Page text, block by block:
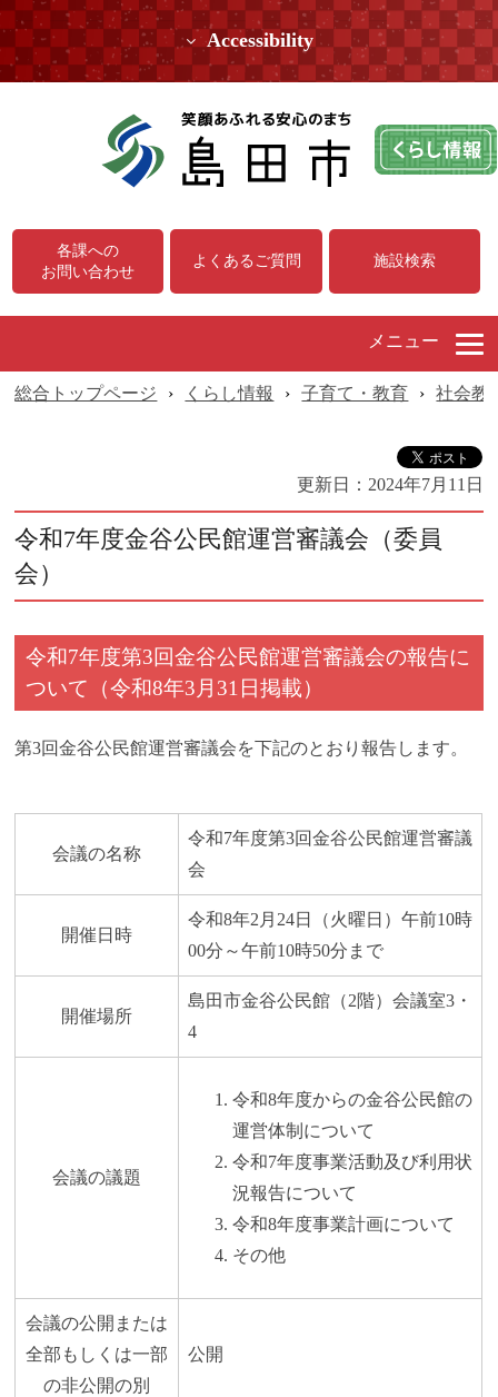
Accessibility
各課への
お問い合わせ
よくあるご質問 施設検索
メニュー
総合トップページ › くらし情報 › 子育て・教育 › 社会教
更新日： 2024年7月11日
令和7年度金谷公民館運営審議会（委員
会）
令和7年度第3回金谷公民館運営審議会の報告に
ついて（令和8年3月31日掲載）
第3回金谷公民館運営審議会を下記のとおり報告します。
会議の名称
令和7年度第3回金谷公民館運営審議
会
開催日時
令和8年2月24日（火曜日）午前10時
00分～午前10時50分まで
開催場所
島田市金谷公民館（2階）会議室3・
4
会議の議題
令和8年度からの金谷公民館の
運営体制について
令和7年度事業活動及び利用状
況報告について
令和8年度事業計画について
その他
会議の公開または
全部もしくは一部
の非公開の別
公開